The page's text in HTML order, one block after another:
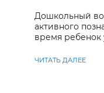
Дошкольный
активного
время ребенок
ЧИТАТЬ ДАЛЕЕ